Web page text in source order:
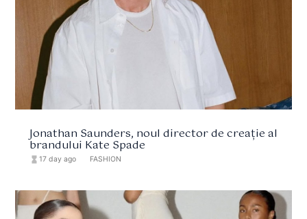
Jonathan Saunders, noul director de creație al
brandului Kate Spade
hourglass_full 17 day ago FASHION